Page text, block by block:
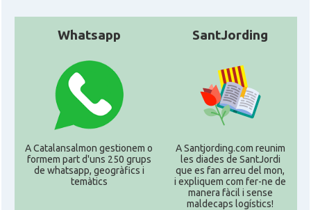
Whatsapp
A Catalansalmon gestionem o
formem part d'uns 250 grups
de whatsapp, geogràfics i
temàtics
SantJording
A Santjording.com reunim
les diades de SantJordi
que es fan arreu del mon,
i expliquem com fer-ne de
manera fàcil i sense
maldecaps logí­stics!